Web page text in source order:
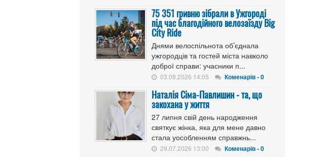
75 351 гривню зібрали в Ужгороді
під час благодійного велозаїзду Big
Сity Ride
Днями велоспільнота об’єднала
ужгородців та гостей міста навколо
доброї справи: учасники п...
03.08.2026 14:05 Коменарів - 0
Наталія Сіма-Павлишин - та, що
закохана у життя
27 липня свій день народження
святкує жінка, яка для мене давно
стала уособленням справжнь...
29.07.2026 13:00 Коменарів - 0